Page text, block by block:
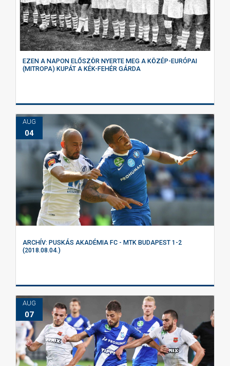
EZEN A NAPON ELŐSZÖR NYERTE MEG A KÖZÉP-EURÓPAI
(MITROPA) KUPÁT A KÉK-FEHÉR GÁRDA
AUG
04
ARCHÍV: PUSKÁS AKADÉMIA FC - MTK BUDAPEST 1-2
(2018.08.04.)
AUG
07